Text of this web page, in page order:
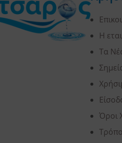
Η
Τα
Όροι